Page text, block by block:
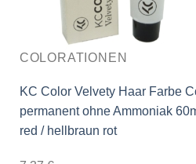
COLORATIONEN
KC Color Velvety Haar Farbe
permanent ohne Ammoniak
red / hellbraun rot